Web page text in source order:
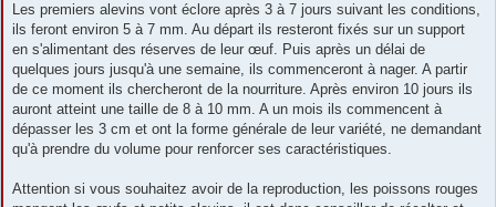
Les premiers alevins vont éclore après 3 à 7 jours suivant les conditions,
ils feront environ 5 à 7 mm. Au départ ils resteront fixés sur un support
en s'alimentant des réserves de leur œuf. Puis après un délai de
quelques jours jusqu'à une semaine, ils commenceront à nager. A partir
de ce moment ils chercheront de la nourriture. Après environ 10 jours ils
auront atteint une taille de 8 à 10 mm. A un mois ils commencent à
dépasser les 3 cm et ont la forme générale de leur variété, ne demandant
qu'à prendre du volume pour renforcer ses caractéristiques.
Attention si vous souhaitez avoir de la reproduction, les poissons rouges